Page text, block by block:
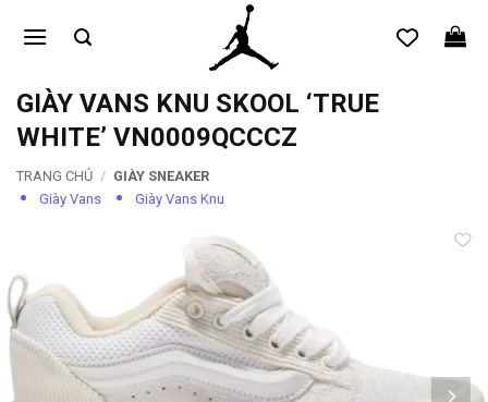
qua
dungGIÀY VANS KNU SKOOL ‘TRUE
WHITE’ VN0009QCCCZ
TRANG CHỦ / GIÀY SNEAKER
Giày Vans
Giày Vans Knu